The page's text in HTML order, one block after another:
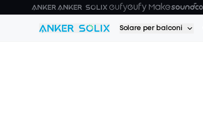
Skip to main content
Solare per balconi